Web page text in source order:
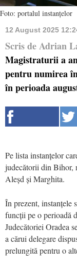
Foto: portalul instanțelor
12 August 2025
Scris de Adrian
Magistraturii a
pentru numirea
în perioada
Pe lista instanțelor
judecătorii din Bihor,
Aleșd și Marghita.
În prezent, instanțele
funcții pe o perioadă
Judecătoriei Oradea
a cărui delegare
prelungită pentru o